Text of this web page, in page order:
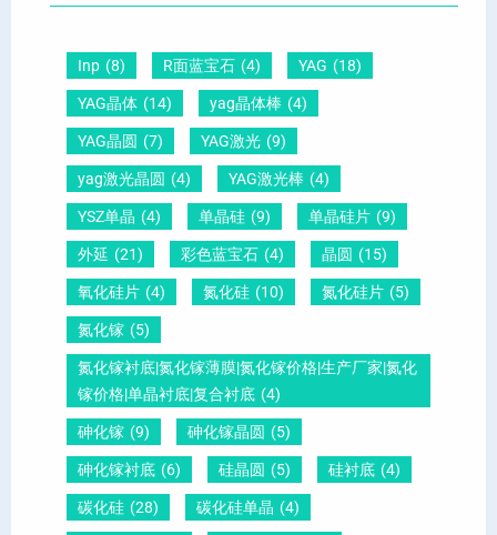
）
因
？
给
你
说
明
晶
向
1
1
0
怎
？
晶
Inp (8) R面蓝宝石 (4) YAG (18)
YAG晶体 (14) yag晶体棒 (4)
YAG晶圆 (7) YAG激光 (9)
yag激光晶圆 (4) YAG激光棒 (4)
YSZ单晶 (4) 单晶硅 (9) 单晶硅片 (9)
外延 (21) 彩色蓝宝石 (4) 晶圆 (15)
氧化硅片 (4) 氮化硅 (10) 氮化硅片 (5)
氮化镓 (5)
氮化镓衬底|氮化镓薄膜|氮化镓价格|生产厂家|氮化
镓价格|单晶衬底|复合衬底 (4)
砷化镓 (9) 砷化镓晶圆 (5)
砷化镓衬底 (6) 硅晶圆 (5) 硅衬底 (4)
碳化硅 (28) 碳化硅单晶 (4)